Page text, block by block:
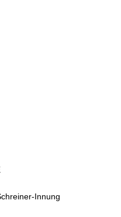
Innung